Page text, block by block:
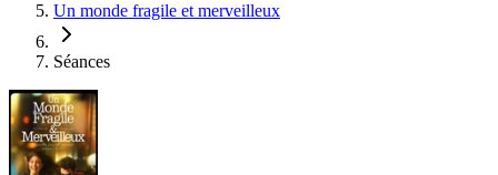
Un monde fragile et merveilleux
Séances